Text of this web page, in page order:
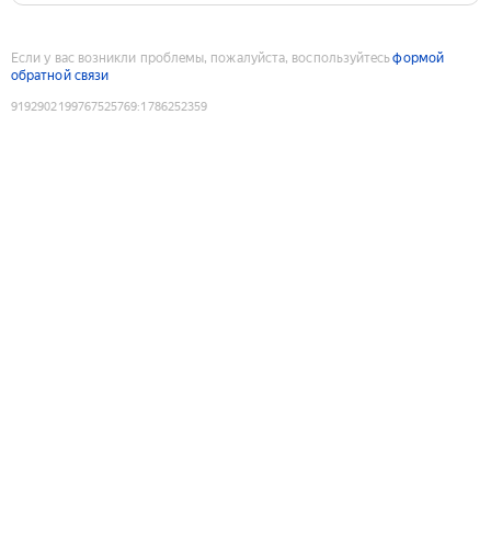
Если у вас возникли проблемы, пожалуйста, воспользуйтесьформой
обратной связи
9192902199767525769:1786252359